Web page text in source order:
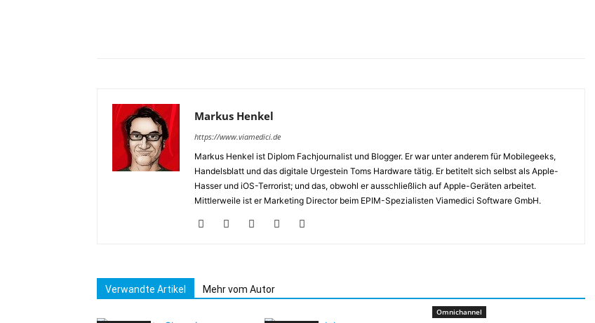
Markus Henkel
https://www.viamedici.de
Markus Henkel ist Diplom Fachjournalist und Blogger. Er war unter anderem für Mobilegeeks,
Handelsblatt und das digitale Urgestein Toms Hardware tätig. Er betitelt sich selbst als Apple-
Hasser und iOS-Terrorist; und das, obwohl er ausschließlich auf Apple-Geräten arbeitet.
Mittlerweile ist er Marketing Director beim EPIM-Spezialisten Viamedici Software GmbH.
Verwandte Artikel Mehr vom Autor
Omnichannel